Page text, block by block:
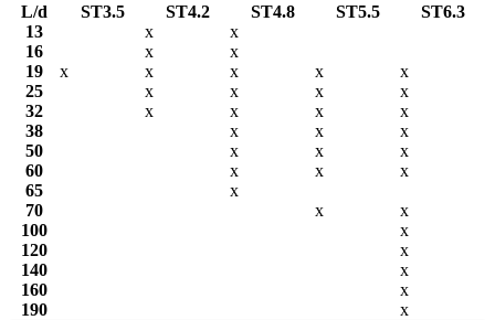
L/d ST3.5 ST4.2 ST4.8 ST5.5
ST6.3
13
х
х
16
х
х
19
х х х х
х
25
х х х
х
32
х х х
х
38
х х
х
50
х х
х
60
х х
х
65
х
70
х
х
100
х
120
х
140
х
160
х
190
х